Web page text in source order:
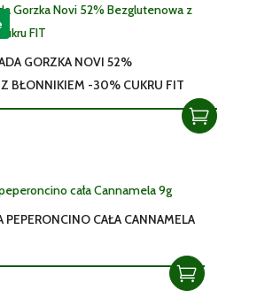
GORZKA NOVI 52%
BŁONNIKIEM -30% CUKRU FIT
PEPERONCINO CAŁA CANNAMELA